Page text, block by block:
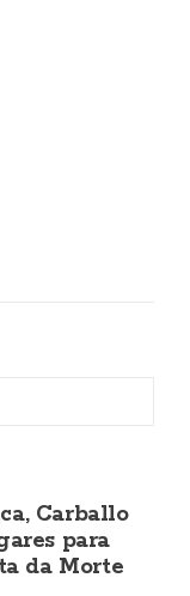
Carballo
para
da Morte